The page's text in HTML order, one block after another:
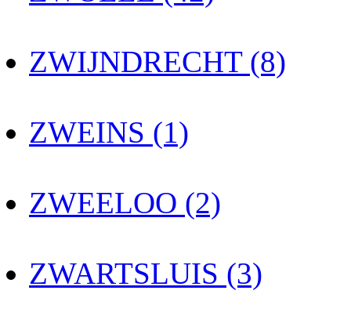
ZWIJNDRECHT (8)
ZWEINS (1)
ZWEELOO (2)
ZWARTSLUIS (3)